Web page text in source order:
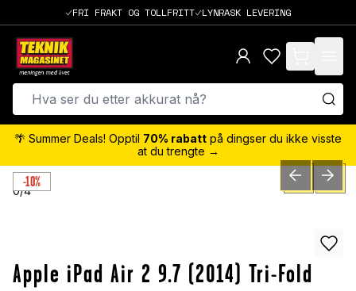
FRI FRAKT OG TOLLFRITT LYNRASK LEVERING
items in cart,
🌴 Summer Deals! Opptil 70% rabatt på dingser du ikke visste
at du trengte →
-10%
0/4 PREVIOUSNEXT
Apple iPad Air 2 9.7 (2014) Tri-Fold